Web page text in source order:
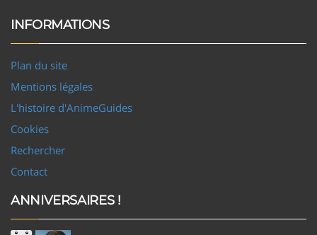
INFORMATIONS
Plan du site
Mentions légales
L'histoire d'AnimeGuides
Cookies
Rechercher
Contact
ANNIVERSAIRES !